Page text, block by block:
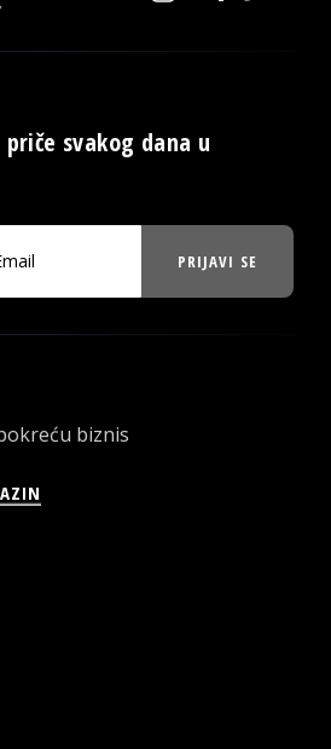
svakog dana u
PRIJAVI SE
biznis